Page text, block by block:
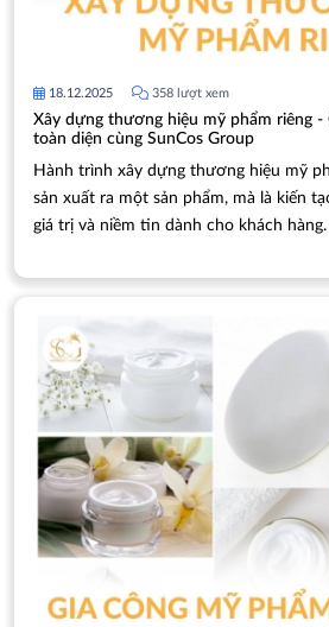
18.12.2025 358 lượt xem
Xây dựng thương hiệu mỹ phẩm riêng -
toàn diện cùng SunCos Group
Hành trình xây dựng thương hiệu mỹ
sản xuất ra một sản phẩm, mà là kiến
giá trị và niềm tin dành cho khách
chế, thiết kế thương hiệu và chiến lược